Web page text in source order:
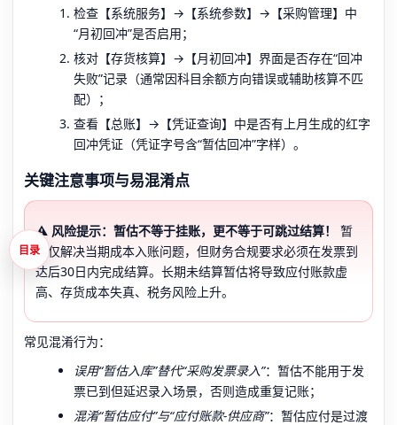
检查【系统服务】→【系统参数】→【采购管理】中
“月初回冲”是否启用；
核对【存货核算】→【月初回冲】界面是否存在“回冲
失败”记录（通常因科目余额方向错误或辅助核算不匹
配）；
查看【总账】→【凭证查询】中是否有上月生成的红字
回冲凭证（凭证字号含“暂估回冲”字样）。
关键注意事项与易混淆点
⚠️ 风险提示：暂估不等于挂账，更不等于可跳过结算！
暂
估仅解决当期成本入账问题，但财务合规要求必须在发票到
达后30日内完成结算。长期未结算暂估将导致应付账款虚
高、存货成本失真、税务风险上升。
常见混淆行为：
误用“暂估入库”替代“采购发票录入”：暂估不能用于发
票已到但延迟录入场景，否则造成重复记账；
混淆“暂估应付”与“应付账款-供应商”：暂估应付是过渡
目录